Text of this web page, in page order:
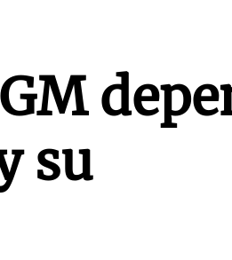
su